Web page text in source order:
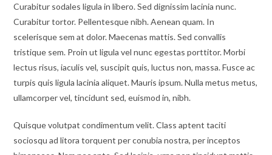
Curabitur sodales ligula in libero. Sed dignissim lacinia nunc.
Curabitur tortor. Pellentesque nibh. Aenean quam. In
scelerisque sem at dolor. Maecenas mattis. Sed convallis
tristique sem. Proin ut ligula vel nunc egestas porttitor. Morbi
lectus risus, iaculis vel, suscipit quis, luctus non, massa. Fusce ac
turpis quis ligula lacinia aliquet. Mauris ipsum. Nulla metus metus,
ullamcorper vel, tincidunt sed, euismod in, nibh.
Quisque volutpat condimentum velit. Class aptent taciti
sociosqu ad litora torquent per conubia nostra, per inceptos